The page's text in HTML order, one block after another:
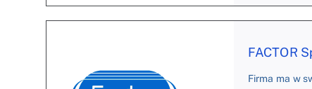
FACTOR
Firma ma w